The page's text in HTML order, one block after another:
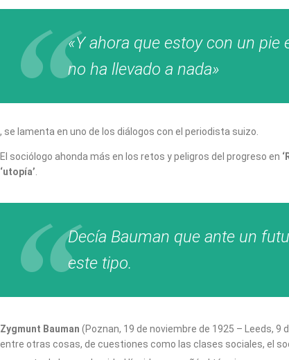
«Y ahora que estoy con un
no ha llevado a nada»
, se lamenta en uno de los diálogos con el periodista suizo.
El sociólogo ahonda más en los retos y peligros del progreso en
‘utopía’
Decía Bauman que ante un
este tipo.
Zygmunt Bauman (Poznan, 19 de noviembre de 1925 – Leeds, 9
entre otras cosas, de cuestiones como las clases sociales, el